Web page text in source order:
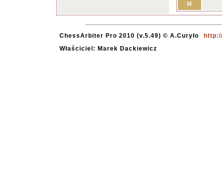
M
ChessArbiter Pro 2010 (v.5.49) © A.Curyło
Właściciel: Marek Dackiewicz